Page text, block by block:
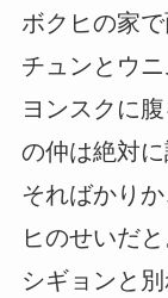
ボクヒの家
チュンとウニ
ヨンスクに
の仲は絶対に
そればかり
ヒのせいだと
シギョンと